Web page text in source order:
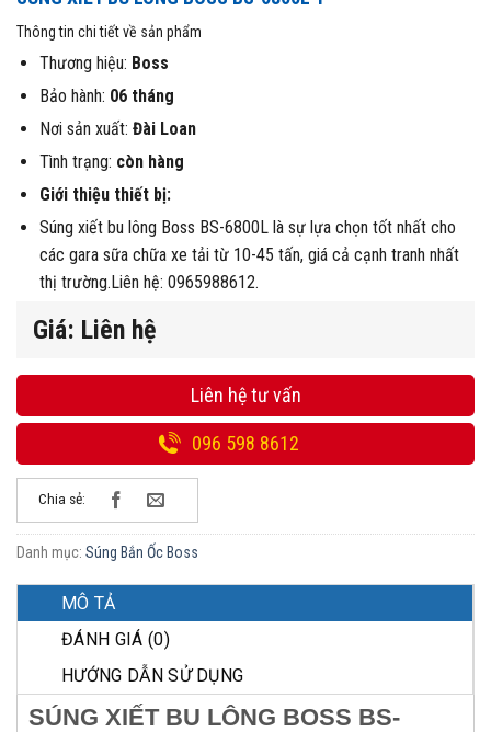
Thông tin chi tiết về sản phẩm
Thương hiệu: Boss
Bảo hành: 06 tháng
Nơi sản xuất: Đài Loan
Tình trạng: còn hàng
Giới thiệu thiết bị:
Súng xiết bu lông Boss BS-6800L là sự lựa chọn tốt nhất cho
các gara sữa chữa xe tải từ 10-45 tấn, giá cả cạnh tranh nhất
thị trường.Liên hệ: 0965988612.
Giá: Liên hệ
Liên hệ tư vấn
096 598 8612
Chia sẻ:
Danh mục: Súng Bắn Ốc Boss
MÔ TẢ
ĐÁNH GIÁ (0)
HƯỚNG DẪN SỬ DỤNG
SÚNG XIẾT BU LÔNG BOSS BS-